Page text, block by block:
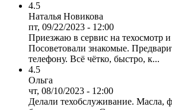
4.5
Наталья Новикова
пт, 09/22/2023 - 12:00
Приезжаю в сервис на техосмотр
Посоветовали знакомые.
телефону. Всё чётко, быстро, к...
4.5
Ольга
чт, 08/10/2023 - 12:00
Делали техобслуживание. Масла,